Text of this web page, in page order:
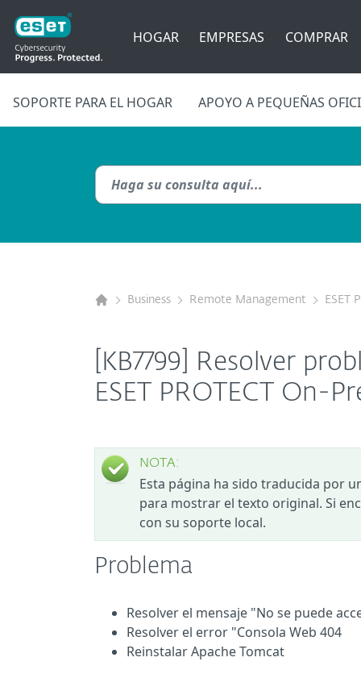
HOGAR EMPRESAS COMPRAR
SOPORTE PARA EL HOGAR APOYO A PEQUEÑAS
Business Remote Management ESET
[KB7799] Resolver
ESET PROTECT On-
NOTA:
Esta página ha sido traducida por
para mostrar el texto original. Si
con su soporte local.
Problema
Resolver el mensaje "No se puede
Resolver el error "Consola Web 404
Reinstalar Apache Tomcat